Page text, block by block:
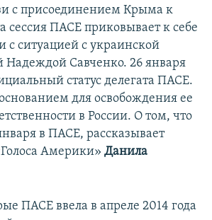
с присоединением Крыма к
сессия ПАСЕ приковывает к себе
с ситуацией с украинской
Савченко. 26 января
статус делегата ПАСЕ.
для освобождения ее
в России. О том, что
в ПАСЕ, рассказывает
Америки» Данила
ПАСЕ ввела в апреле 2014 года